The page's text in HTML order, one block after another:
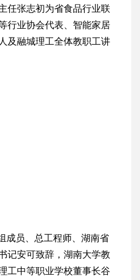
任张志初为省食品行业联
行业协会代表、智能家居
及融城理工全体教职工讲
员、总工程师、湖南省
记安可致辞，湖南大学教
工中等职业学校董事长谷